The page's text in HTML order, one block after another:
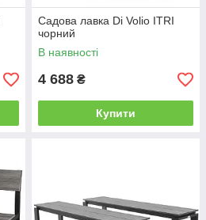
Садова лавка Di Volio ITRI
чорний
В наявності
4 688 ₴
Купити